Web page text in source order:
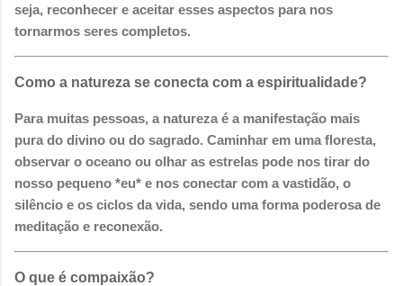
seja, reconhecer e aceitar esses aspectos para nos
tornarmos seres completos.
Como a natureza se conecta com a espiritualidade?
Para muitas pessoas, a natureza é a manifestação mais
pura do divino ou do sagrado. Caminhar em uma floresta,
observar o oceano ou olhar as estrelas pode nos tirar do
nosso pequeno *eu* e nos conectar com a vastidão, o
silêncio e os ciclos da vida, sendo uma forma poderosa de
meditação e reconexão.
O que é compaixão?